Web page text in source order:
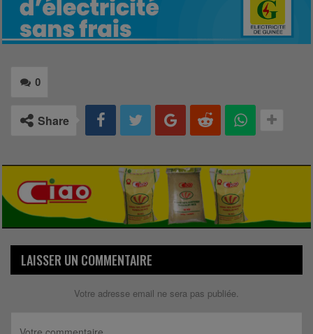
0
Share
LAISSER UN COMMENTAIRE
Votre adresse email ne sera pas publiée.